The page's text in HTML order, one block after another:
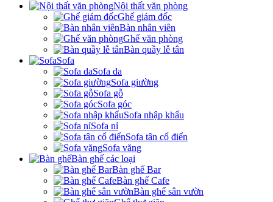
Nội thất văn phòng
Ghế giám đốc
Bàn nhân viên
Ghế văn phòng
Bàn quầy lễ tân
Sofa
Sofa da
Sofa giường
Sofa gỗ
Sofa góc
Sofa nhập khẩu
Sofa nỉ
Sofa tân cổ điển
Sofa văng
Bàn ghế các loại
Bàn ghế Bar
Bàn ghế Cafe
Bàn ghế sân vườn